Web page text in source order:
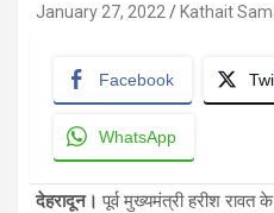
January 27, 2022 Kathait
Facebook
WhatsApp
देहरादून। पूर्व मुख्यमंत्री हरीश रावत